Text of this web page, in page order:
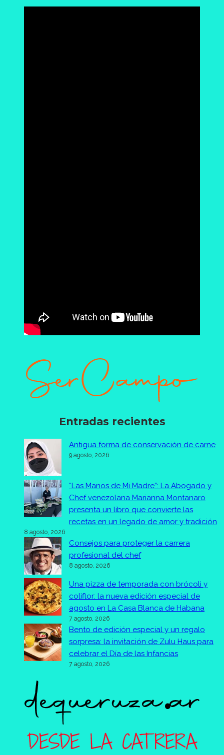
Entradas recientes
Antigua forma de conservación de carne
9 agosto, 2026
“Las Manos de Mi Madre”: La Abogado y
Chef venezolana Marianna Montanaro
presenta un libro que convierte las
recetas en un legado de amor y tradición
8 agosto, 2026
Consejos para proteger la carrera
profesional del chef
8 agosto, 2026
Una pizza de temporada con brócoli y
coliflor: la nueva edición especial de
agosto en La Casa Blanca de Habana
7 agosto, 2026
Bento de edición especial y un regalo
sorpresa: la invitación de Zulu Haus para
celebrar el Día de las Infancias
7 agosto, 2026